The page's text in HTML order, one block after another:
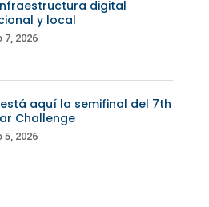
digital
y local
7, 2026
aquí la semifinal del 7th
Challenge
5, 2026